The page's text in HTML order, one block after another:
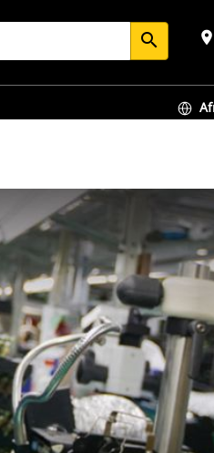
search place